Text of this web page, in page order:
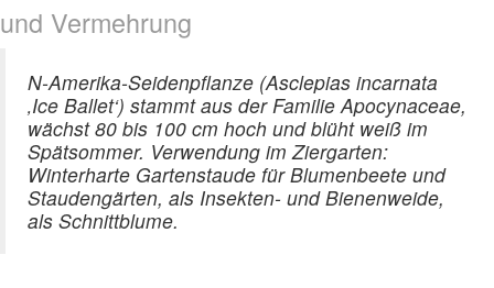
und Vermehrung
N-Amerika-Seidenpflanze (Asclepias incarnata
‚Ice Ballet‘) stammt aus der Familie Apocynaceae,
wächst 80 bis 100 cm hoch und blüht weiß im
Spätsommer. Verwendung im Ziergarten:
Winterharte Gartenstaude für Blumenbeete und
Staudengärten, als Insekten- und Bienenweide,
als Schnittblume.